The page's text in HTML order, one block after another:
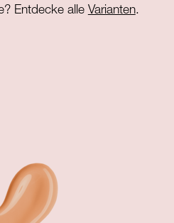
Entdecke alle Varianten.